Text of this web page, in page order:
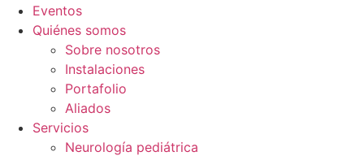
Eventos
Quiénes somos
Sobre nosotros
Instalaciones
Portafolio
Aliados
Servicios
Neurología pediátrica